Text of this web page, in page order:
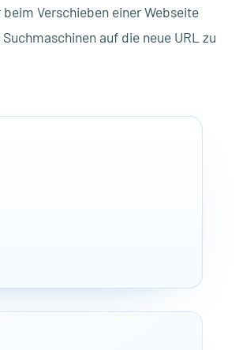
Verschieben einer Webseite
auf die neue URL zu